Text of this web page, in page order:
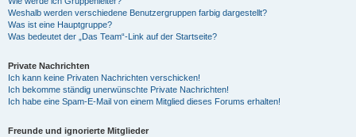
Weshalb werden verschiedene Benutzergruppen farbig dargestellt?
Was ist eine Hauptgruppe?
Was bedeutet der „Das Team“-Link auf der Startseite?
Private Nachrichten
Ich kann keine Privaten Nachrichten verschicken!
Ich bekomme ständig unerwünschte Private Nachrichten!
Ich habe eine Spam-E-Mail von einem Mitglied dieses Forums erhalten!
Freunde und ignorierte Mitglieder